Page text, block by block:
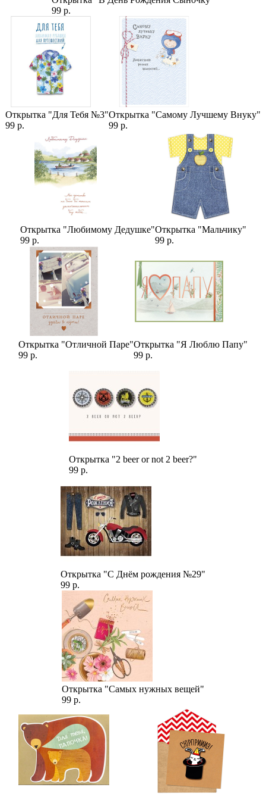
,Цветы на 8 марта Цены, Тюльпаны
99 р.
Открытка "Для Тебя №3"
99 р.
Открытка "Самому Лучшему Внуку"
99 р.
Открытка "Любимому Дедушке"
99 р.
Открытка "Мальчику"
99 р.
Открытка "Отличной Паре"
99 р.
Открытка "Я Люблю Папу"
99 р.
Открытка "2 beer or not 2 beer?"
99 р.
Открытка "С Днём рождения №29"
99 р.
Открытка "Самых нужных вещей"
99 р.